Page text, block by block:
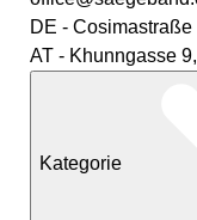
DE -
AT - Khunngasse
Kategorie